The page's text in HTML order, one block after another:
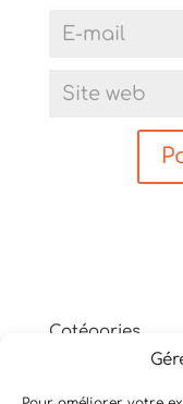
Catégories